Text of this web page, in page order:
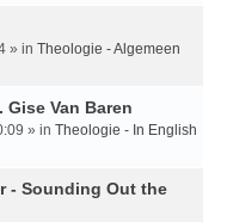
» in Theologie - Algemeen
Gise Van Baren
» in Theologie - In English
- Sounding Out the